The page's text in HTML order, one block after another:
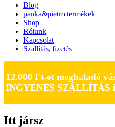
Blog
panka&pietro termékek
Shop
Rólunk
Kapcsolat
Szállítás, fizetés
12.000 Ft-ot meghaladó
INGYENES SZÁLLÍTÁS
Itt jársz